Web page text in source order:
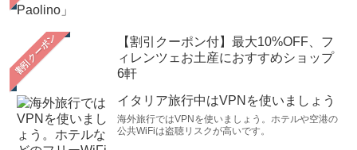
【割引クーポン付】最大10%OFF、フ
ィレンツェお土産におすすめショップ
6軒
イタリア旅行中はVPNを使いましょう
海外旅行ではVPNを使いましょう。ホテルや空港の
公共WiFiは盗聴リスクが高いです。